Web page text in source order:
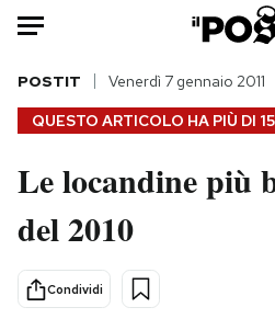
HOME
Italia
Politica
Tecnologia
Internet
QUESTO ARTICOLO HA PIÙ DI
POSTIT Venerdì 7 gennaio 2011
Le locandine più
del 2010
Condividi